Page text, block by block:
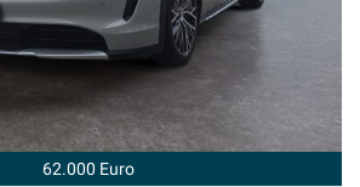
62.000 Euro